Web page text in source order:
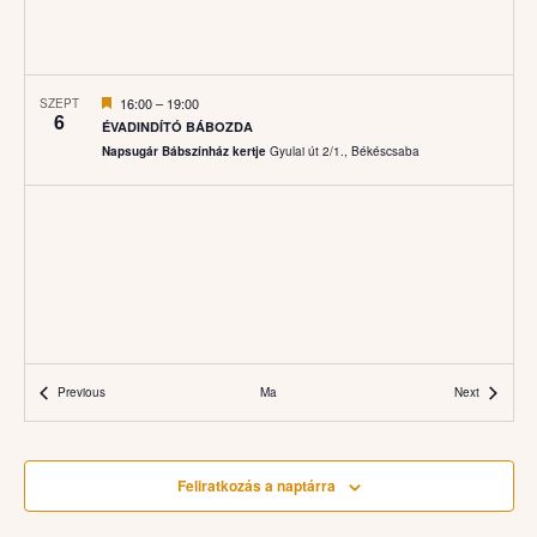
SZEPT
6 ÉVADINDÍTÓ BÁBOZDA
Featured
16:00– 19:00
Napsugár Bábszínház kertje Gyulai út 2/1., Békéscsaba
PreviousEsemények Ma Next
Feliratkozás a naptárra